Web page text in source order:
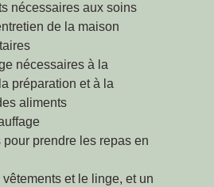
nécessaires aux soins
de la maison
nécessaires à la
préparation et à la
aliments
prendre les repas en
et le linge, et un